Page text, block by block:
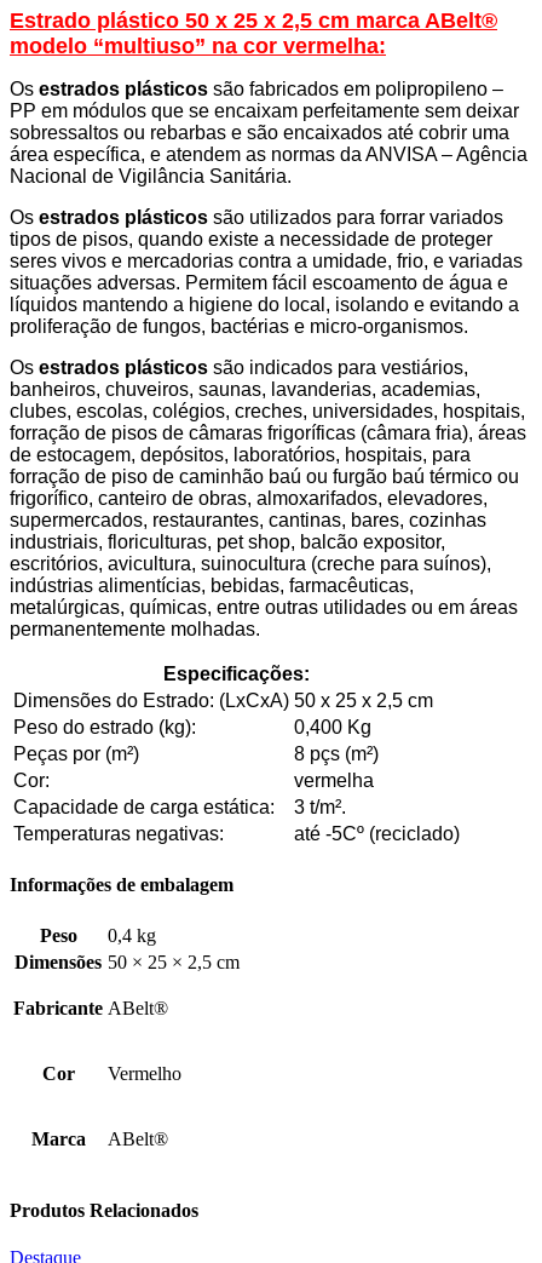
Estrado plástico 50 x 25 x 2,5 cm marca ABelt®
modelo “multiuso” na cor vermelha:
Os estrados plásticos são fabricados em polipropileno –
PP em módulos que se encaixam perfeitamente sem deixar
sobressaltos ou rebarbas e são encaixados até cobrir uma
área específica, e atendem as normas da ANVISA – Agência
Nacional de Vigilância Sanitária.
Os estrados plásticos são utilizados para forrar variados
tipos de pisos, quando existe a necessidade de proteger
seres vivos e mercadorias contra a umidade, frio, e variadas
situações adversas. Permitem fácil escoamento de água e
líquidos mantendo a higiene do local, isolando e evitando a
proliferação de fungos, bactérias e micro-organismos.
Os estrados plásticos são indicados para vestiários,
banheiros, chuveiros, saunas, lavanderias, academias,
clubes, escolas, colégios, creches, universidades, hospitais,
forração de pisos de câmaras frigoríficas (câmara fria), áreas
de estocagem, depósitos, laboratórios, hospitais, para
forração de piso de caminhão baú ou furgão baú térmico ou
frigorífico, canteiro de obras, almoxarifados, elevadores,
supermercados, restaurantes, cantinas, bares, cozinhas
industriais, floriculturas, pet shop, balcão expositor,
escritórios, avicultura, suinocultura (creche para suínos),
indústrias alimentícias, bebidas, farmacêuticas,
metalúrgicas, químicas, entre outras utilidades ou em áreas
permanentemente molhadas.
Especificações:
Dimensões do Estrado: (LxCxA) 50 x 25 x 2,5 cm
Peso do estrado (kg):
0,400 Kg
Peças por (m²)
8 pçs (m²)
Cor:
vermelha
Capacidade de carga estática:
3 t/m².
Temperaturas negativas:
até -5Cº (reciclado)
Informações de embalagem
Peso
0,4 kg
Dimensões 50 × 25 × 2,5 cm
Fabricante ABelt®
Cor Vermelho
Marca ABelt®
Produtos Relacionados
Destaque